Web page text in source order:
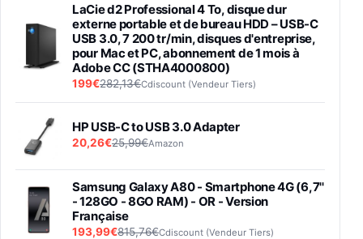
LaCie d2 Professional 4 To, disque dur
externe portable et de bureau HDD – USB-C
USB 3.0, 7 200 tr/min, disques d'entreprise,
pour Mac et PC, abonnement de 1 mois à
Adobe CC (STHA4000800)
199€282,13€Cdiscount (Vendeur Tiers)
HP USB-C to USB 3.0 Adapter
20,26€25,99€Amazon
Samsung Galaxy A80 - Smartphone 4G (6,7''
- 128GO - 8GO RAM) - OR - Version
Française
193,99€815,76€Cdiscount (Vendeur Tiers)